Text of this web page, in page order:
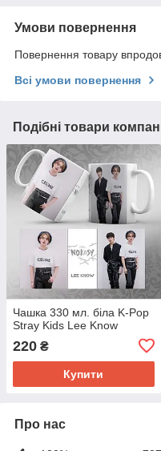
Умови повернення
Повернення товару
Всі умови повернення
Подібні товари
Чашка 330 мл. біла K-Pop
Stray Kids Lee Know
220 ₴
Купити
Про нас